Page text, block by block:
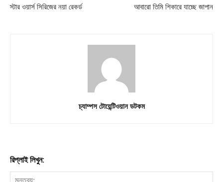
স্টার ওয়ার্স সিরিজের নয়া রেকর্ড আবারো তিমি শিকারে যাচ্ছে জাপান
চ্যাম্পস টোয়েন্টিওয়ান ডটকম
রিপ্লাই লিখুন: